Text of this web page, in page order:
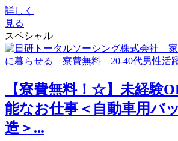
詳しく
見る
スペシャル
【寮費無料！☆】未経験
能なお仕事＜自動車用バ
造＞...